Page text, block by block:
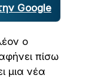
Google
ο
πίσω
μια νέα